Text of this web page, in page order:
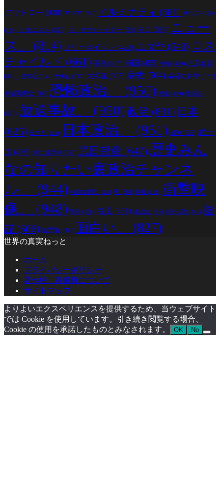
アウトロー (438) アジア (350) イルミナティ (581) サムライ精神
(334) シオニスト (377) ジ・アウトサイダー (353) テロ (387) ニュー
ス、
(814) フリーメイソン (430) ユダヤ (543) ロス
チャイルド (661) 不良 (367) 与国 (455) 中国 (330) 人工地震
(380) 信仰心 (350) 大和心 (332) 大和魂 (397) 宗教 (504) 幸福の科学 (377)
幸福実現党 (360) 恐怖政治、 (950) 悪魔 (340) 愛国心
(351) 放送事故、 (950) 政治 (631) 日本
(625) 日本人 (336) 日本政治、 (951) 最強 (353) 武士
道 (436) 武士道精神 (356) 武田邦彦 (647) 歴史みん
なの知りたい裏政治チャンネ
ル、
(944) 特別攻撃隊 (328) 男 (361) 神風 (328) 衝撃映
像、
(948) 説法 (336) 谷山 (451) 辻説法 (336) 都市伝説 (341) 陰
謀 (606) 陰謀論 (360) 面白い、 (827)
世界の真実ねっと
ホーム
プライバシーポリシー
著作権・肖像権について
サイトマップ
よりよいエクスペリエンスを提供するため、当ウェブサイト
では Cookie を使用しています。引き続き閲覧する場合、
Cookie の使用を承諾したものとみなされます。
OK No